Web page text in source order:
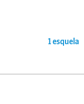
1 esquela